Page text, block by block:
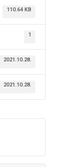
110.64 KB
1
2021.10.28.
2021.10.28.